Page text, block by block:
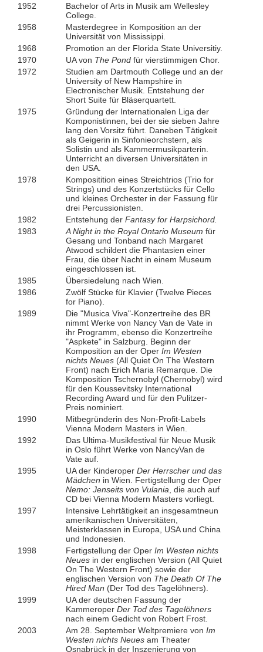
1952
Bachelor of Arts in Musik am Wellesley
College.
1958
Masterdegree in Komposition an der
Universität von Mississippi.
1968
Promotion an der Florida State Universitiy.
1970
UA von The Pond für vierstimmigen Chor.
1972
Studien am Dartmouth College und an der
University of New Hampshire in
Electronischer Musik. Entstehung der
Short Suite für Bläserquartett.
1975
Gründung der Internationalen Liga der
Komponistinnen, bei der sie sieben Jahre
lang den Vorsitz führt. Daneben Tätigkeit
als Geigerin in Sinfonieorchstern, als
Solistin und als Kammermusikparterin.
Unterricht an diversen Universitäten in
den USA.
1978
Kompositition eines Streichtrios (Trio for
Strings) und des Konzertstücks für Cello
und kleines Orchester in der Fassung für
drei Percussionisten.
1982
Entstehung der Fantasy for Harpsichord.
1983
A Night in the Royal Ontario Museum für
Gesang und Tonband nach Margaret
Atwood schildert die Phantasien einer
Frau, die über Nacht in einem Museum
eingeschlossen ist.
1985
Übersiedelung nach Wien.
1986
Zwölf Stücke für Klavier (Twelve Pieces
for Piano).
1989
Die "Musica Viva"-Konzertreihe des BR
nimmt Werke von Nancy Van de Vate in
ihr Programm, ebenso die Konzertreihe
"Aspkete" in Salzburg. Beginn der
Komposition an der Oper Im Westen
nichts Neues(All Quiet On The Western
Front) nach Erich Maria Remarque. Die
Komposition Tschernobyl (Chernobyl) wird
für den Koussevitsky International
Recording Award und für den Pulitzer-
Preis nominiert.
1990
Mitbegründerin des Non-Profit-Labels
Vienna Modern Masters in Wien.
1992
Das Ultima-Musikfestival für Neue Musik
in Oslo führt Werke von NancyVan de
Vate auf.
1995
UA der Kinderoper Der Herrscher und das
Mädchen in Wien. Fertigstellung der Oper
Nemo: Jenseits von Vulania , die auch auf
CD bei Vienna Modern Masters vorliegt.
1997
Intensive Lehrtätigkeit an insgesamtneun
amerikanischen Universitäten,
Meisterklassen in Europa, USA und China
und Indonesien.
1998
Fertigstellung der OperIm Westen nichts
Neuesin der englischen Version (All Quiet
On The Western Front) sowie der
englischen Version von The Death Of The
Hired Man (Der Tod des Tagelöhners).
1999
UA der deutschen Fassung der
Kammeroper Der Tod des Tagelöhners
nach einem Gedicht von Robert Frost.
2003
Am 28. September Weltpremiere von Im
Westen nichts Neuesam Theater
Osnabrück in der Inszenierung von